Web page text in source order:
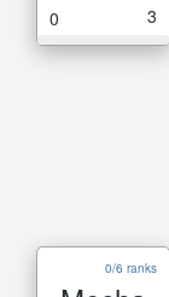
0 3
0/6 ranks